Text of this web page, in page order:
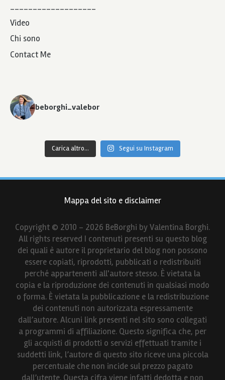
___________________
Video
Chi sono
Contact Me
beborghi_valebor
Carica altro... Segui su Instagram
Mappa del sito e disclaimer
Copyright © 2010 - 2026 BeBorghi by Valentina Borghi.
All rights reserved I contenuti presenti su questo blog
dei quali è autore il proprietario del blog non possono
essere copiati, riprodotti, pubblicati o redistribuiti
perché appartenenti all'autore stesso. È vietata la
copia e la riproduzione dei contenuti in qualsiasi modo
o forma. È vietata la pubblicazione e la redistribuzione
dei contenuti non autorizzata espressamente
dall’autore. Alcuni link presenti nel sito sono collegati
a programmi di affiliazione. Questo significa che, per
gli acquisti di prodotti o servizi effettuati tramite i
suddetti link, l’autore di questo sito riceve una piccola
percentuale che non incide sul prezzo pagato
dall’utente. Questa cifra viene infatti dedotta e non